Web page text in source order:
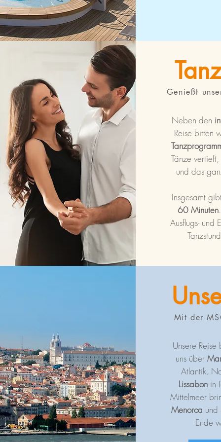
Genießt
Neben den
Reise bitten
Tänze
und das
Insgesamt
60 Minuten
Ausflugs- und
Mit der
Unsere
uns über
Atlantik.
Lissabon in
Mittelmeer
Menorca und
Ende